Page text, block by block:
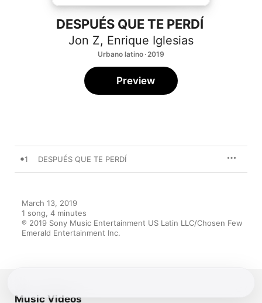
DESPUÉS QUE TE PERDÍ
Jon Z, Enrique Iglesias
Urbano latino · 2019
Preview
1 DESPUÉS QUE TE PERDÍ
March 13, 2019
1 song, 4 minutes
℗ 2019 Sony Music Entertainment US Latin LLC/Chosen Few
Emerald Entertainment Inc.
Music Videos